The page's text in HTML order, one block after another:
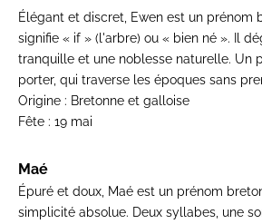
Élégant et discret, Ewen est un prénom
signifie « if » (l'arbre) ou « bien né ». Il
tranquille et une noblesse naturelle. Un
porter, qui traverse les époques sans
Origine : Bretonne et galloise
Fête : 19 mai
Maé
Épuré et doux, Maé est un prénom
simplicité absolue. Deux syllabes, une